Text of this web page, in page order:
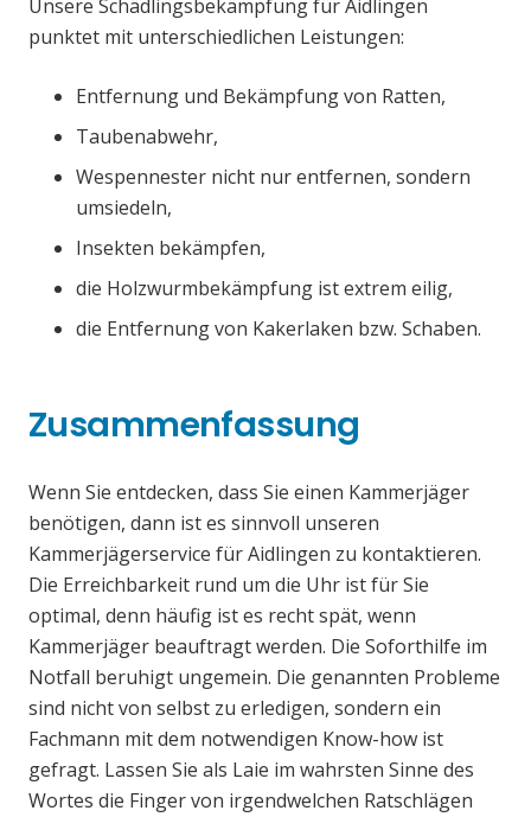
Unsere Schädlingsbekämpfung für Aidlingen
punktet mit unterschiedlichen Leistungen:
Entfernung und Bekämpfung von Ratten,
Taubenabwehr,
Wespennester nicht nur entfernen, sondern
umsiedeln,
Insekten bekämpfen,
die Holzwurmbekämpfung ist extrem eilig,
die Entfernung von Kakerlaken bzw. Schaben.
Zusammenfassung
Wenn Sie entdecken, dass Sie einen Kammerjäger
benötigen, dann ist es sinnvoll unseren
Kammerjägerservice für Aidlingen zu kontaktieren.
Die Erreichbarkeit rund um die Uhr ist für Sie
optimal, denn häufig ist es recht spät, wenn
Kammerjäger beauftragt werden. Die Soforthilfe im
Notfall beruhigt ungemein. Die genannten Probleme
sind nicht von selbst zu erledigen, sondern ein
Fachmann mit dem notwendigen Know-how ist
gefragt. Lassen Sie als Laie im wahrsten Sinne des
Wortes die Finger von irgendwelchen Ratschlägen